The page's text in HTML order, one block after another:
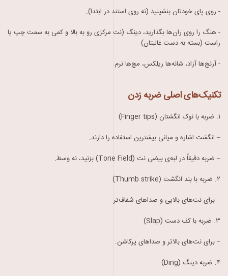
- روی پای خودتان بنشینید (نه روی استند در ابتدا).
- هنگ را روی ران‌ها بگذارید، دینگ (نت مرکزی رو به بالا و کمی به سمت چپ یا
راست (بسته به دست غالبتان).
-آرنج‌ها آزاد، شانه‌ها ریلکس، مچ‌ها نرم.
تکنیک‌های اصلی ضربه زدن
۱. ضربه با نوک انگشتان (
Finger tips)
– انگشت اشاره و میانی بیشترین استفاده را دارند.
– ضربه دقیقاً در لبه‌ی بیضی نت (
Tone Field) بزنید، نه وسط.
۲. ضربه با بند انگشت (
Thumb strike)
–برای نت‌های بالایی و صداهای شفاف‌تر.
۳. ضربه باکف دست (
Slap)
–برای نت‌های بالاتر و صداهای پركاشن.
۴. ضربه دینگ (
Ding)